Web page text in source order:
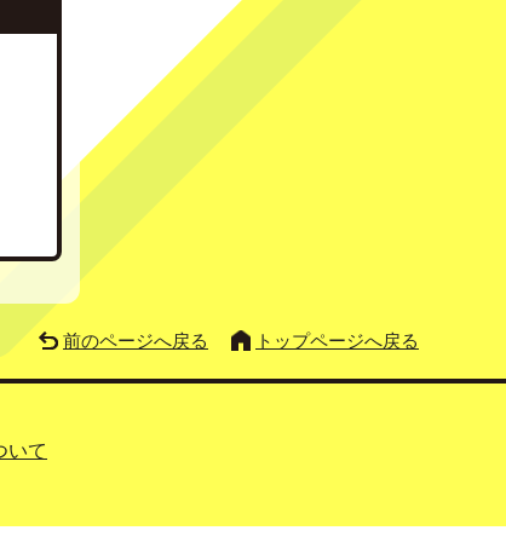
前のページへ戻る トップページへ戻る
いて